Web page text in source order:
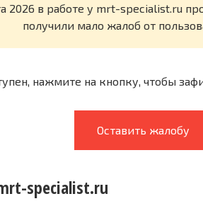
2026 в работе у mrt-specialist.ru
получили мало жалоб от
нажмите на кнопку, чтобы
Оставить жалобу
specialist.ru